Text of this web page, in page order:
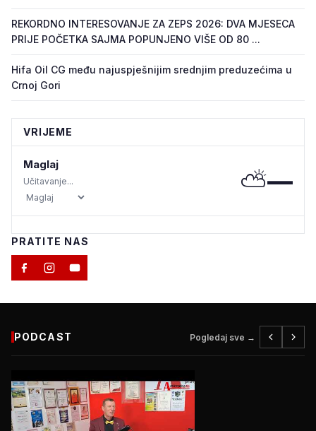
REKORDNO INTERESOVANJE ZA ZEPS 2026: DVA MJESECA
PRIJE POČETKA SAJMA POPUNJENO VIŠE OD 80 ...
Hifa Oil CG među najuspješnijim srednjim preduzećima u
Crnoj Gori
VRIJEME
Maglaj
Učitavanje... ⛅—
PRATITE NAS
PODCAST Pogledaj sve →